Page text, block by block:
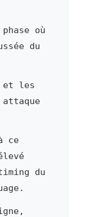
où
du
et les
attaque
ce
du